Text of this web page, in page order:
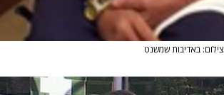
צילום: באדיבות שמשנט